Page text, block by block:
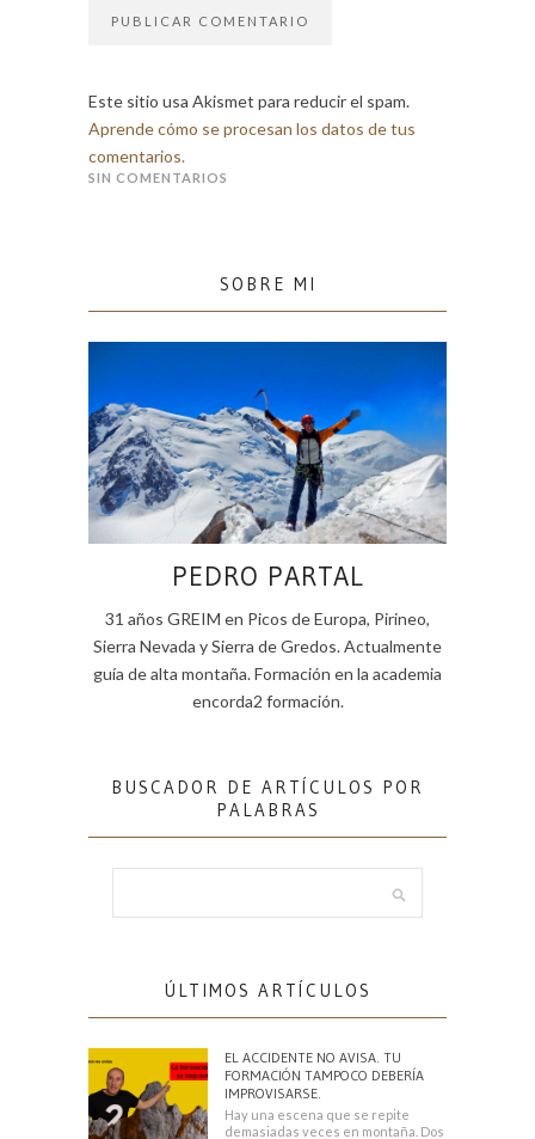
Este sitio usa Akismet para reducir el spam.
Aprende cómo se procesan los datos de tus
comentarios.
SIN COMENTARIOS
SOBRE MI
PEDRO PARTAL
31 años GREIM en Picos de Europa, Pirineo,
Sierra Nevada y Sierra de Gredos. Actualmente
guía de alta montaña. Formación en la academia
encorda2 formación.
BUSCADOR DE ARTÍCULOS POR
PALABRAS
ÚLTIMOS ARTÍCULOS
EL ACCIDENTE NO AVISA. TU
FORMACIÓN TAMPOCO DEBERÍA
IMPROVISARSE.
Hay una escena que se repite
demasiadas veces en montaña. Dos